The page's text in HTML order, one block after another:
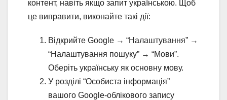
контент, навіть якщо запит українською. Щоб
це виправити, виконайте такі дії:
Відкрийте Google → “Налаштування” →
“Налаштування пошуку” → “Мови”.
Оберіть українську як основну мову.
У розділі “Особиста інформація”
вашого Google-облікового запису